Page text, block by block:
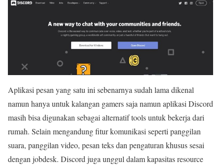
Aplikasi pesan yang satu ini sebenarnya sudah lama dikenal
namun hanya untuk kalangan gamers saja namun aplikasi Discord
masih bisa digunakan sebagai alternatif tools untuk bekerja dari
rumah. Selain mengandung fitur komunikasi seperti panggilan
suara, panggilan video, pesan teks dan pengaturan khusus sesai
dengan jobdesk. Discord juga unggul dalam kapasitas resource